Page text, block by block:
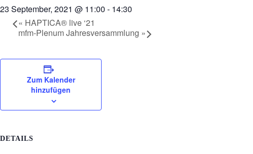
23 September, 2021 @ 11:00 - 14:30
« HAPTICA® live ‘21
mfm-Plenum Jahresversammlung »
Zum Kalender
hinzufügen
DETAILS